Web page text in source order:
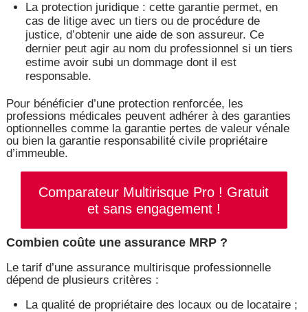
La protection juridique : cette garantie permet, en
cas de litige avec un tiers ou de procédure de
justice, d’obtenir une aide de son assureur. Ce
dernier peut agir au nom du professionnel si un tiers
estime avoir subi un dommage dont il est
responsable.
Pour bénéficier d’une protection renforcée, les
professions médicales peuvent adhérer à des garanties
optionnelles comme la garantie pertes de valeur vénale
ou bien la garantie responsabilité civile propriétaire
d’immeuble.
Comparateur Multirisque Pro ! Gratuit
et sans engagement !
Combien coûte une assurance MRP ?
Le tarif d’une assurance multirisque professionnelle
dépend de plusieurs critères :
La qualité de propriétaire des locaux ou de locataire ;